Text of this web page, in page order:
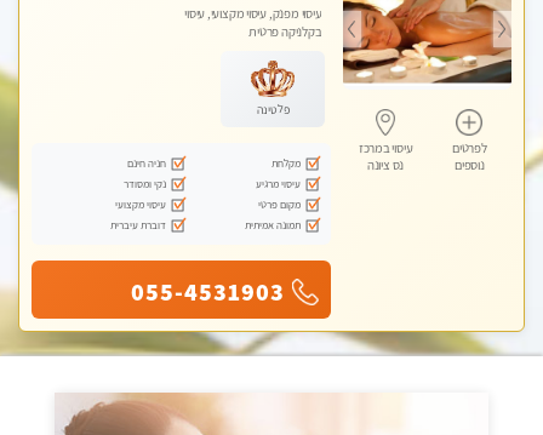
לפרטים
נוספים
עיסוי במרכז
נס ציונה
עיסוי מפנק, עיסוי מקצועי, עיסוי
בקלניקה פרטית
פלטינה
מקלחת
חניה חינם
עיסוי מרגיע
נקי ומסודר
מקום פרטי
עיסוי מקצועי
תמונה אמיתית
דוברת עיברית
055-4531903